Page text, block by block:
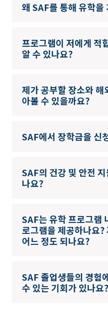
왜 SAF를 통해 유학을
프로그램이 저에게 적
알 수 있나요?
제가 공부할 장소와 해
아볼 수 있을까요?
SAF에서 장학금을 신
SAF의 건강 및 안전
나요?
SAF는 유학 프로그램
로그램을 제공하나요?
어느 정도 되나요?
SAF 졸업생들의 경험
수 있는 기회가 있나요?